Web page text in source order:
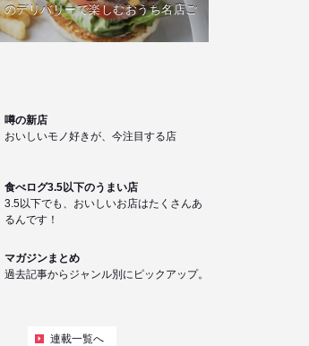
のデリバリーで楽しむおうち名店ご
噂の新店
おいしいモノ好きが、今注目する店
食べログ3.5以下のうまい店
3.5以下でも、おいしいお店はたくさんあ
るんです！
マガジンまとめ
過去記事からジャンル別にピックアップ。
連載一覧へ